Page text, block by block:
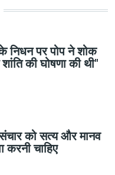
के निधन पर पोप ने शोक
शांति की घोषणा की थी"
को सत्य और मानव
करनी चाहिए